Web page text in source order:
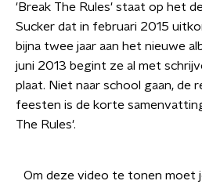
'Break The Rules' staat op het
Sucker dat in februari 2015
bijna twee jaar aan het nieuwe
juni 2013 begint ze al met
plaat. Niet naar school gaan, de
feesten is de korte
The Rules'.
Om deze video te tonen moet